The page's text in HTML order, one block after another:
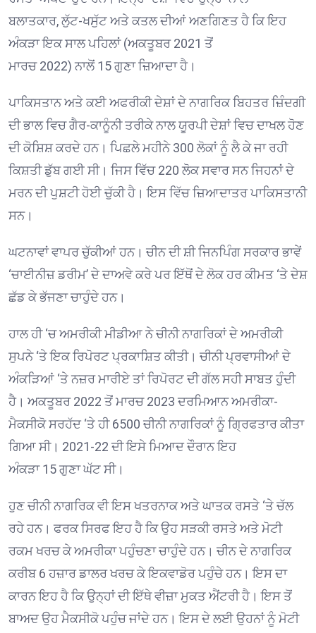
ਬਲਾਤਕਾਰ,ਲੁੱਟ-ਖਸੁੱਟ ਅਤੇ ਕਤਲ ਦੀਆਂ ਅਣਗਿਣਤ ਹੈ ਕਿ ਇਹ
ਅੰਕੜਾ ਇਕ ਸਾਲ ਪਹਿਲਾਂ (ਅਕਤੂਬਰ2021 ਤੋਂ
ਮਾਰਚ2022) ਨਾਲੋਂ15ਗੁਣਾ ਜ਼ਿਆਦਾ ਹੈ।
ਪਾਕਿਸਤਾਨ ਅਤੇ ਕਈ ਅਫਰੀਕੀ ਦੇਸ਼ਾਂ ਦੇ ਨਾਗਰਿਕ ਬਿਹਤਰ ਜ਼ਿੰਦਗੀ
ਦੀ ਭਾਲ ਵਿਚ ਗੈਰ-ਕਾਨੂੰਨੀ ਤਰੀਕੇ ਨਾਲ ਯੂਰਪੀ ਦੇਸ਼ਾਂ ਵਿਚ ਦਾਖਲ ਹੋਣ
ਦੀ ਕੋਸ਼ਿਸ਼ ਕਰਦੇ ਹਨ। ਪਿਛਲੇ ਮਹੀਨੇ300 ਲੋਕਾਂ ਨੂੰ ਲੈ ਕੇ ਜਾ ਰਹੀ
ਕਿਸ਼ਤੀ ਡੁੱਬ ਗਈ ਸੀ। ਜਿਸ ਵਿੱਚ220 ਲੋਕ ਸਵਾਰ ਸਨ ਜਿਹਨਾਂ ਦੇ
ਮਰਨ ਦੀ ਪੁਸ਼ਟੀ ਹੋਈ ਚੁੱਕੀ ਹੈ। ਇਸ ਵਿੱਚ ਜ਼ਿਆਦਾਤਰ ਪਾਕਿਸਤਾਨੀ
ਸਨ।
ਘਟਨਾਵਾਂ ਵਾਪਰ ਚੁੱਕੀਆਂ ਹਨ। ਚੀਨ ਦੀ ਸ਼ੀ ਜਿਨਪਿੰਗ ਸਰਕਾਰ ਭਾਵੇਂ
‘ਚਾਈਨੀਜ਼ ਡਰੀਮ’ ਦੇ ਦਾਅਵੇ ਕਰੇ ਪਰ ਇੱਥੋਂ ਦੇ ਲੋਕ ਹਰ ਕੀਮਤ ‘ਤੇ ਦੇਸ਼
ਛੱਡ ਕੇ ਭੱਜਣਾ ਚਾਹੁੰਦੇ ਹਨ।
ਹਾਲ ਹੀ‘ਚ ਅਮਰੀਕੀ ਮੀਡੀਆ ਨੇ ਚੀਨੀ ਨਾਗਰਿਕਾਂ ਦੇ ਅਮਰੀਕੀ
ਸੁਪਨੇ‘ਤੇ ਇਕ ਰਿਪੋਰਟ ਪ੍ਰਕਾਸ਼ਿਤ ਕੀਤੀ। ਚੀਨੀ ਪ੍ਰਵਾਸੀਆਂ ਦੇ
ਅੰਕੜਿਆਂ ‘ਤੇ ਨਜ਼ਰ ਮਾਰੀਏ ਤਾਂ ਰਿਪੋਰਟ ਦੀ ਗੱਲ ਸਹੀ ਸਾਬਤ ਹੁੰਦੀ
ਹੈ। ਅਕਤੂਬਰ2022 ਤੋਂ ਮਾਰਚ2023 ਦਰਮਿਆਨ ਅਮਰੀਕਾ-
ਮੈਕਸੀਕੋ ਸਰਹੱਦ ‘ਤੇ ਹੀ6500 ਚੀਨੀ ਨਾਗਰਿਕਾਂ ਨੂੰ ਗ੍ਰਿਫਤਾਰ ਕੀਤਾ
ਗਿਆ ਸੀ। 2021-22 ਦੀ ਇਸੇ ਮਿਆਦ ਦੌਰਾਨ ਇਹ
ਅੰਕੜਾ15ਗੁਣਾ ਘੱਟ ਸੀ।
ਹੁਣ ਚੀਨੀ ਨਾਗਰਿਕ ਵੀ ਇਸ ਖਤਰਨਾਕ ਅਤੇ ਘਾਤਕ ਰਸਤੇ ‘ਤੇ ਚੱਲ
ਰਹੇ ਹਨ। ਫਰਕ ਸਿਰਫ ਇਹ ਹੈ ਕਿ ਉਹ ਸੜਕੀ ਰਸਤੇ ਅਤੇ ਮੋਟੀ
ਰਕਮ ਖਰਚ ਕੇ ਅਮਰੀਕਾ ਪਹੁੰਚਣਾ ਚਾਹੁੰਦੇ ਹਨ। ਚੀਨ ਦੇ ਨਾਗਰਿਕ
ਕਰੀਬ6 ਹਜ਼ਾਰ ਡਾਲਰ ਖਰਚ ਕੇ ਇਕਵਾਡੋਰ ਪਹੁੰਚੇ ਹਨ। ਇਸ ਦਾ
ਕਾਰਨ ਇਹ ਹੈ ਕਿ ਉਨ੍ਹਾਂ ਦੀ ਇੱਥੇ ਵੀਜ਼ਾ ਮੁਕਤ ਐਂਟਰੀ ਹੈ। ਇਸ ਤੋਂ
ਬਾਅਦ ਉਹ ਮੈਕਸੀਕੋ ਪਹੁੰਚ ਜਾਂਦੇ ਹਨ। ਇਸ ਦੇ ਲਈ ਉਹਨਾਂ ਨੂੰ ਮੋਟੀ